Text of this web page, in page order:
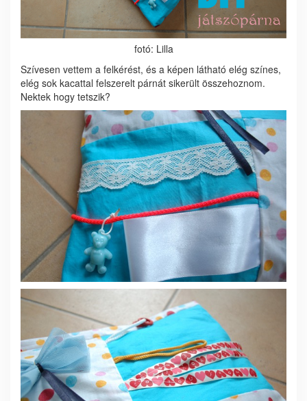
fotó: Lilla
Szívesen vettem a felkérést, és a képen látható elég színes,
elég sok kacattal felszerelt párnát sikerült összehoznom.
Nektek hogy tetszik?